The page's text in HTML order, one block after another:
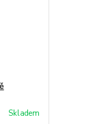
Skladem